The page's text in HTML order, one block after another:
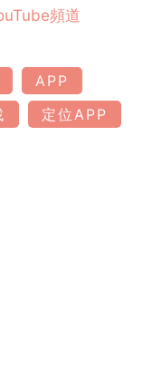
頻道
APP
定位APP